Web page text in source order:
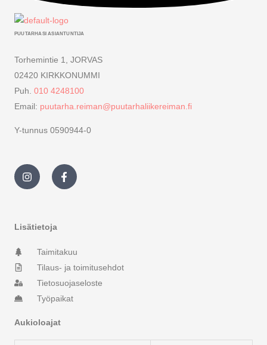
PUUTARHASI ASIANTUNTIJA
Torhemintie 1, JORVAS
02420 KIRKKONUMMI
Puh. 010 4248100
Email: puutarha.reiman@puutarhaliikereiman.fi
Y-tunnus 0590944-0
I
n
s
t
r
a
F
a
c
e
f
Lisätietoja
Taimitakuu
Tilaus- ja toimitusehdot
Tietosuojaseloste
Työpaikat
Aukioloajat